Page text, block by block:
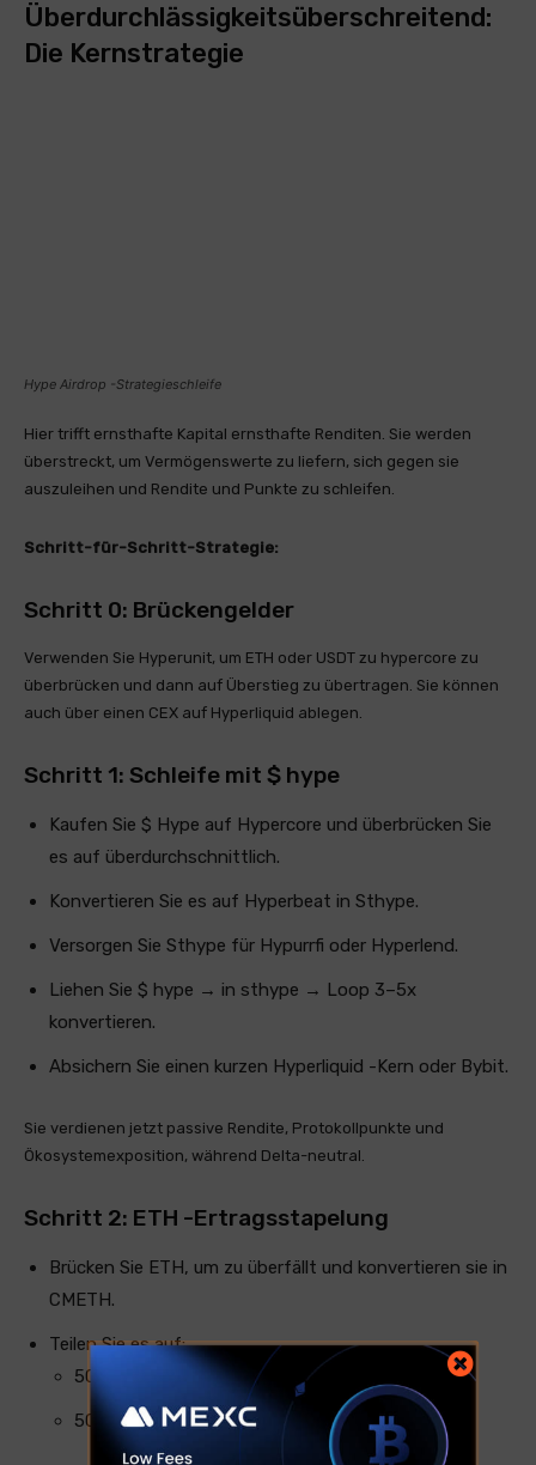
Überdurchlässigkeitsüberschreitend:
Die Kernstrategie
Hype Airdrop -Strategieschleife
Hier trifft ernsthafte Kapital ernsthafte Renditen. Sie werden
überstreckt, um Vermögenswerte zu liefern, sich gegen sie
auszuleihen und Rendite und Punkte zu schleifen.
Schritt-für-Schritt-Strategie:
Schritt 0: Brückengelder
Verwenden Sie Hyperunit, um ETH oder USDT zu hypercore zu
überbrücken und dann auf Überstieg zu übertragen. Sie können
auch über einen CEX auf Hyperliquid ablegen.
Schritt 1: Schleife mit $ hype
Kaufen Sie $ Hype auf Hypercore und überbrücken Sie
es auf überdurchschnittlich.
Konvertieren Sie es auf Hyperbeat in Sthype.
Versorgen Sie Sthype für Hypurrfi oder Hyperlend.
Liehen Sie $ hype → in sthype → Loop 3–5x
konvertieren.
Absichern Sie einen kurzen Hyperliquid -Kern oder Bybit.
Sie verdienen jetzt passive Rendite, Protokollpunkte und
Ökosystemexposition, während Delta-neutral.
Schritt 2: ETH -Ertragsstapelung
Brücken Sie ETH, um zu überfällt und konvertieren sie in
CMETH.
Teilen Sie es auf:
50% bis Hyperbeat: Loop 10x
50% bis Hypurrfi: Schleife 7x